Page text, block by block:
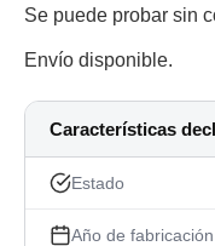
Se puede probar sin
Envío disponible.
Características
Estado
Año de fabricación